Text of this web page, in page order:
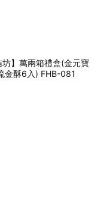
】萬兩箱禮盒(金元寶
金酥6入) FHB-081